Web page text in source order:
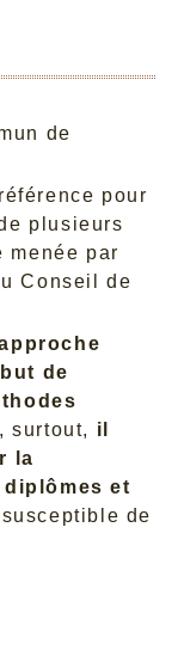
de
pour
plusieurs
menée par
Conseil de
de
surtout, il
la
et
de